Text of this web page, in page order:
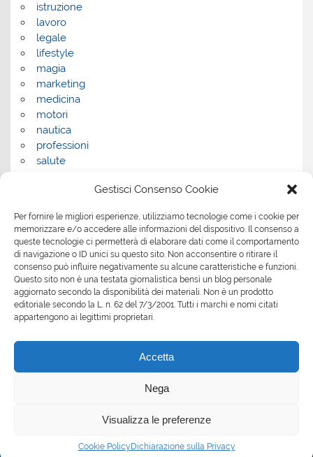
Gestisci Consenso Cookie
Per fornire le migliori esperienze, utilizziamo tecnologie come i cookie per
memorizzare e/o accedere alle informazioni del dispositivo. Il consenso a
queste tecnologie ci permetterà di elaborare dati come il comportamento
di navigazione o ID unici su questo sito. Non acconsentire o ritirare il
consenso può influire negativamente su alcune caratteristiche e funzioni.
Questo sito non è una testata giornalistica bensì un blog personale
aggiornato secondo la disponibilità dei materiali. Non è un prodotto
editoriale secondo la L. n. 62 del 7/3/2001. Tutti i marchi e nomi citati
appartengono ai legittimi proprietari.
Accetta
Nega
Visualizza le preferenze
Cookie Policy Dichiarazione sulla Privacy
istruzione
lavoro
legale
lifestyle
magia
marketing
medicina
motori
nautica
professioni
salute
servizi per le aziende
shopping
sport
Tech
tecnologia
travel
Uncategorized
wedding
Tema WordPress: Smartline di ThemeZee.